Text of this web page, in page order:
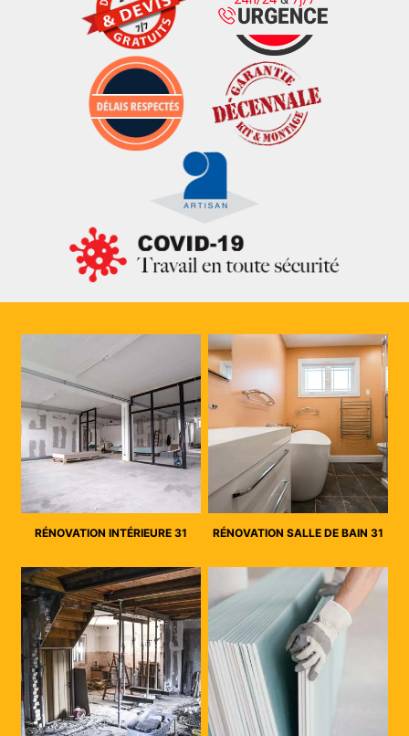
RÉNOVATION INTÉRIEURE 31 RÉNOVATION SALLE DE BAIN 31